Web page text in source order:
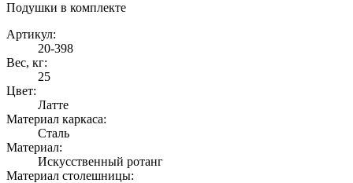
Подушки в комплекте
Артикул:
20-398
Вес, кг:
25
Цвет:
Латте
Материал каркаса:
Сталь
Материал:
Искусственный ротанг
Материал столешницы: